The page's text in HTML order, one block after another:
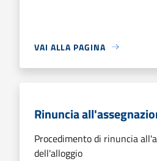
VAI ALLA PAGINA
Rinuncia
Procedimento di rinuncia
dell'alloggio